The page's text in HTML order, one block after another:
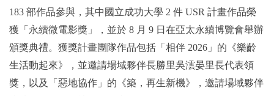
2019年
183 部作品參與，其中國立成功大學 2 件 USR 計畫作品榮
獲「永續微電影獎」，並於 8 月 9 日在亞太永續博覽會舉辦
頒獎典禮。獲獎計畫團隊作品包括「相伴 2026」的《樂齡
生活動起來》，並邀請場域夥伴長勝里吳澐晏里長代表領
獎，以及「惡地協作」的《築，再生新機》，邀請場域夥伴